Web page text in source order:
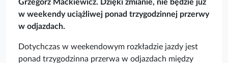
Grzegorz Mackiewicz. Dzięki zmianie, nie będzie już
w weekendy uciążliwej ponad trzygodzinnej przerwy
w odjazdach.
Dotychczas w weekendowym rozkładzie jazdy jest
ponad trzygodzinna przerwa w odjazdach między